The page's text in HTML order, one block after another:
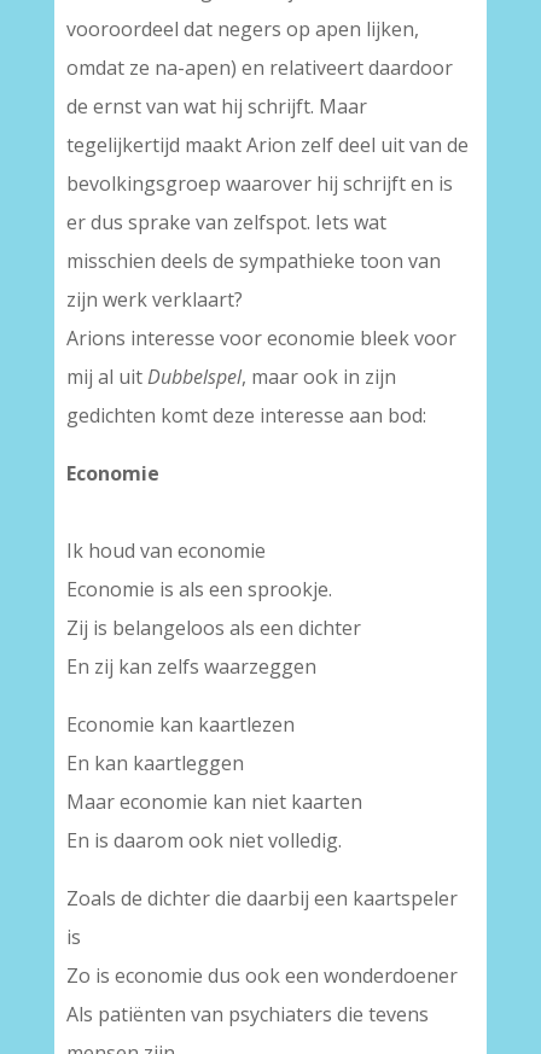
vooroordeel dat negers op apen lijken,
omdat ze na-apen) en relativeert daardoor
de ernst van wat hij schrijft. Maar
tegelijkertijd maakt Arion zelf deel uit van de
bevolkingsgroep waarover hij schrijft en is
er dus sprake van zelfspot. Iets wat
misschien deels de sympathieke toon van
zijn werk verklaart?
Arions interesse voor economie bleek voor
mij al uitDubbelspel, maar ook in zijn
gedichten komt deze interesse aan bod:
Economie
Ik houd van economie
Economie is als een sprookje.
Zij is belangeloos als een dichter
En zij kan zelfs waarzeggen
Economie kan kaartlezen
En kan kaartleggen
Maar economie kan niet kaarten
En is daarom ook niet volledig.
Zoals de dichter die daarbij een kaartspeler
is
Zo is economie dus ook een wonderdoener
Als patiënten van psychiaters die tevens